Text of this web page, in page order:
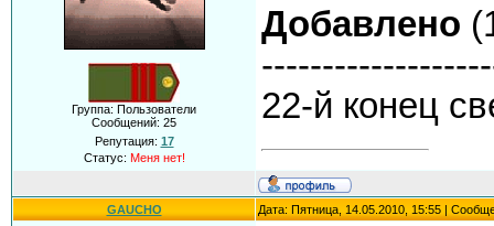
Группа: Пользователи
Сообщений: 25
Репутация: 17
Статус: Меня нет!
Добавлено
22-й конец
GAUCHO Дата: Пятница, 14.05.2010, 15:55 |